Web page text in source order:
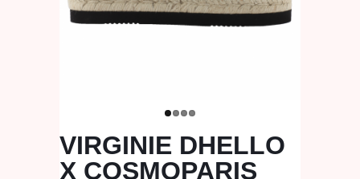
VIRGINIE DHELLO
X COSMOPARIS